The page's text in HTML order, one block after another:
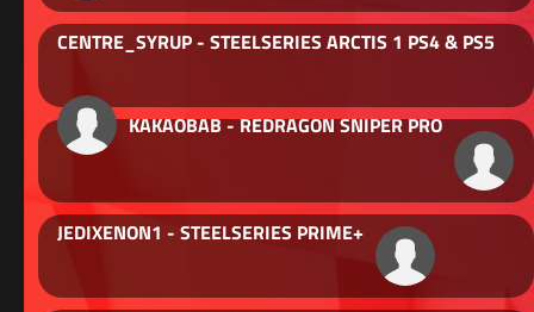
CENTRE_SYRUP - STEELSERIES ARCTIS 1 PS4 & PS5
KAKAOBAB - REDRAGON SNIPER PRO
JEDIXENON1 - STEELSERIES PRIME+